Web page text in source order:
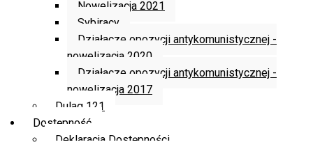
Nowelizacja 2021
Sybiracy
Działacze opozycji antykomunistycznej -
nowelizacja 2020
Działacze opozycji antykomunistycznej -
nowelizacja 2017
Dulag 121
Dostępność
Deklaracja Dostępności